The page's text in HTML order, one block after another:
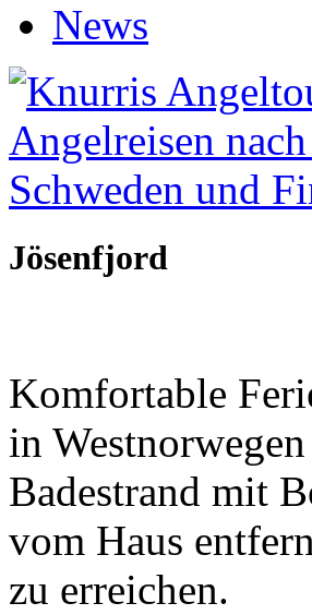
News
Jösenfjord
Komfortable
in
Badestrand mit
vom Haus
zu erreichen.